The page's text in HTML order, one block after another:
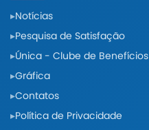
Notícias
Pesquisa de Satisfação
Única - Clube de Benefícios
Gráfica
Contatos
Política de Privacidade